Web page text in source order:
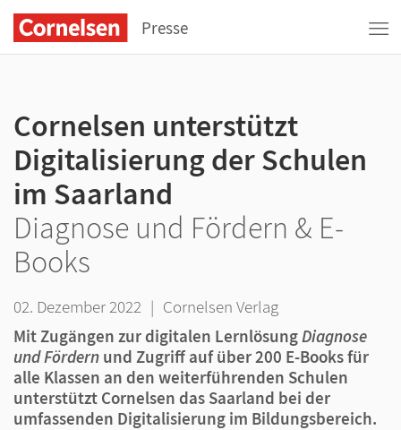
Presse
Cornelsen unterstützt
Digitalisierung der Schulen
im Saarland
Diagnose und Fördern & E-
Books
02. Dezember 2022 | Cornelsen Verlag
Mit Zugängen zur digitalen LernlösungDiagnose
und Fördern und Zugriff auf über 200 E-Books für
alle Klassen an den weiterführenden Schulen
unterstützt Cornelsen das Saarland bei der
umfassenden Digitalisierung im Bildungsbereich.